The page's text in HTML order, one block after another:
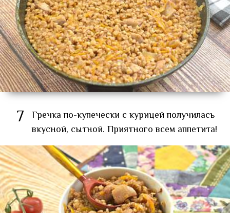
7 Гречка по-купечески с курицей получилась
вкусной, сытной. Приятного всем аппетита!